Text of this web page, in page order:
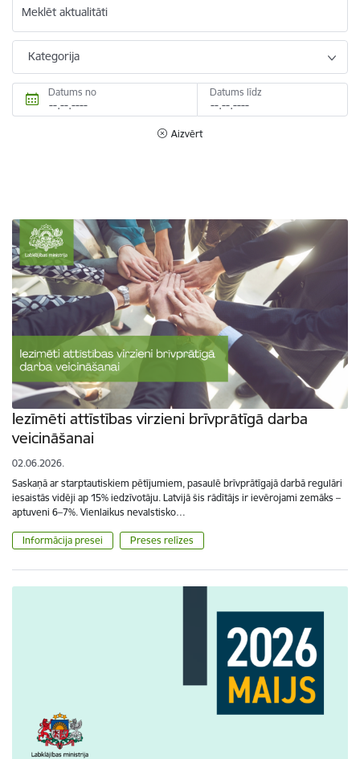
Meklēt aktualitāti
Kategorija
Datums no Datums līdz
Aizvērt
Iezīmēti attīstības virzieni brīvprātīgā darba
veicināšanai
02.06.2026.
Saskaņā ar starptautiskiem pētījumiem, pasaulē brīvprātīgajā darbā regulāri
iesaistās vidēji ap 15% iedzīvotāju. Latvijā šis rādītājs ir ievērojami zemāks –
aptuveni 6–7%. Vienlaikus nevalstisko…
Informācija presei Preses relīzes